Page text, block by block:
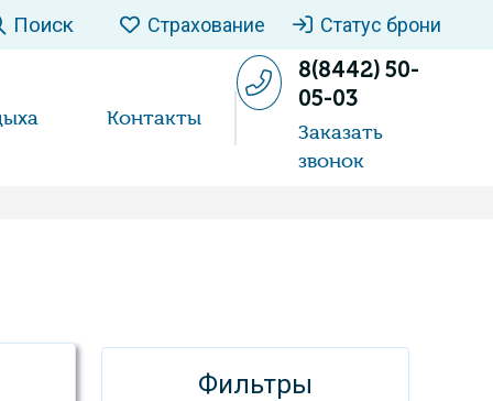
Поиск Страхование Статус брони
Контакты
8(8442) 50-
05-03
Заказать
звонок
Фильтры